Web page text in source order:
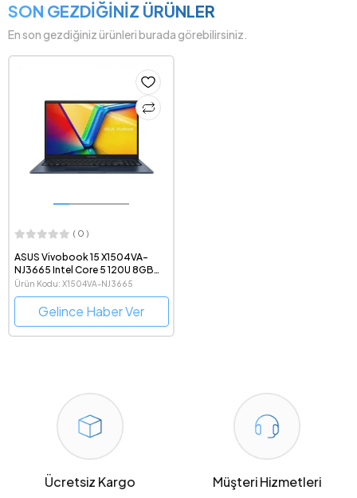
SON GEZDİĞİNİZ ÜRÜNLER
En son gezdiğiniz ürünleri burada görebilirsiniz.
( 0 )
ASUS Vivobook 15 X1504VA-
NJ3665 Intel Core 5 120U 8GB
DDR4 RAM 512GB SSD FreeDOS
15.6" 1080p Notebook Bilgisayar
Ürün Kodu: X1504VA-NJ3665
Gelince Haber Ver
Ücretsiz Kargo Müşteri Hizmetleri